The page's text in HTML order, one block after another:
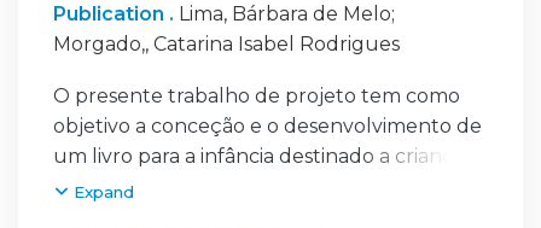
envolvimento da gestão de topo surgem
como fatores críticos e facilitadores. O
para o contexto português e oferece
implicações práticas diferenciadas por
dimensão empresarial, salientando a
necessidade de políticas públicas integradas,
Publication . Lima, Bárbara de Melo;
Morgado,, Catarina Isabel Rodrigues
O presente trabalho de projeto tem como
objetivo a conceção e o desenvolvimento de
um livro para a infância destinado a crianças
com Perturbação do Espectro do Autismo
Expand